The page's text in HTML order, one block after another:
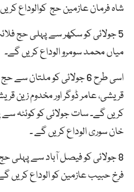
شاہ فرمان عازمین حج کوالوداع
5 جولائی کو سکھر سے پہلی حج
میاں محمد سومرو الوداع کریں گے۔
اسی طرح 6 جولائی کو ملتان
قریشی، عامر ڈوگر اور مخدوم زین
کریں گے۔ سات جولائی کو کوئٹہ سے
خان سوری الوداع کریں گے ۔
8 جولائی کو فیصل آباد سے پہلی
فرخ حبیب عازمین کو الوداع کریں